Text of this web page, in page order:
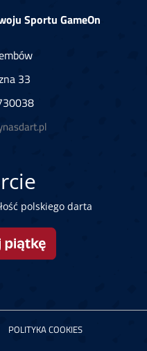
Sportu GameOn
33
polskiego darta
POLITYKA COOKIES